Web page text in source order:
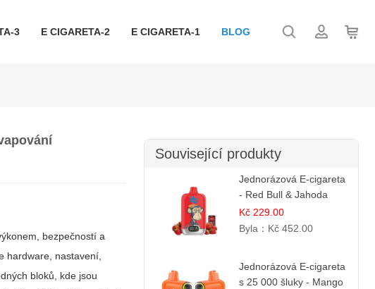
3 E CIGARETA-2 E CIGARETA-1 BLOG
bezpečností a
hardware, nastavení,
bloků, kde jsou
Související produkty
Jednorázová E-cigareta
- Red Bull & Jahoda
Kč 229.00
Byla： Kč 452.00
Jednorázová E-cigareta
s 25 000 šluky - Mango